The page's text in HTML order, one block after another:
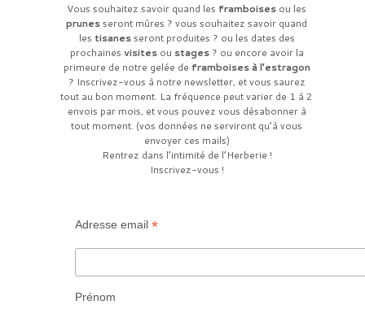
Vous souhaitez savoir quand les framboises ou les
prunesseront mûres ? vous souhaitez savoir quand
les tisanesseront produites ? ou les dates des
prochaines visitesou stages? ou encore avoir la
primeure de notre gelée de framboises à l’estragon
? Inscrivez-vous à notre newsletter, et vous saurez
tout au bon moment. La fréquence peut varier de 1 à 2
envois par mois, et vous pouvez vous désabonner à
tout moment. (vos données ne serviront qu’à vous
envoyer ces mails)
Rentrez dans l’intimité de l’Herberie !
Inscrivez-vous !
Adresse email *
Prénom